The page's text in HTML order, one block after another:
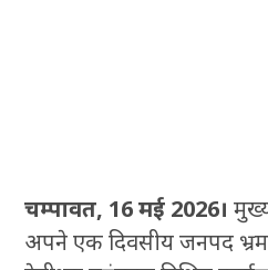
चम्पावत, 16 मई 2026।
अपने एक दिवसीय जनपद